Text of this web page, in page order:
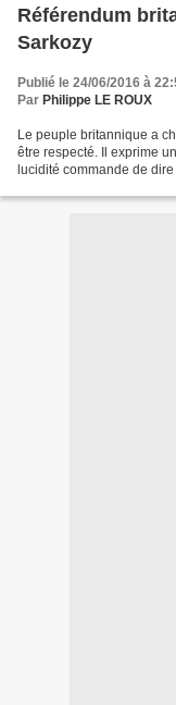
Référendum
Sarkozy
Publié le 24/06/2016 à
Par Philippe LE ROUX
Le peuple britannique a
être respecté. Il exprime
lucidité commande de